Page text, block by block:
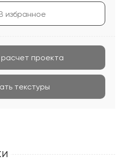
избранноe
расчет проекта
текстуры